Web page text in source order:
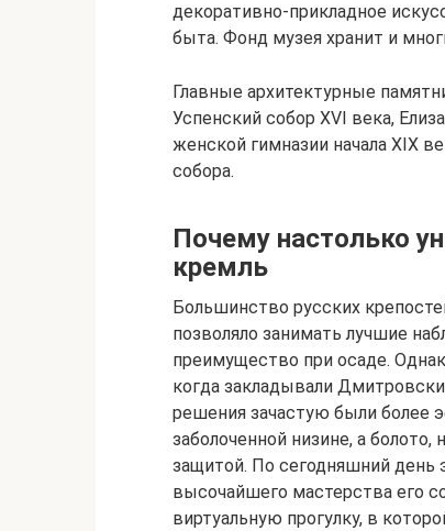
декоративно-прикладное
быта. Фонд музея хранит и
Главные архитектурные
Успенский собор XVI века,
женской гимназии начала XIX
собора.
Почему настолько
кремль
Большинство русских
позволяло занимать лучшие
преимущество при осаде.
когда закладывали
решения зачастую были более
заболоченной низине, а
защитой. По сегодняшний день
высочайшего мастерства его
виртуальную прогулку, в